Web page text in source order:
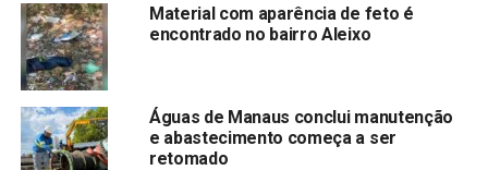
Material com aparência de feto é
encontrado no bairro Aleixo
Águas de Manaus conclui manutenção
e abastecimento começa a ser
retomado